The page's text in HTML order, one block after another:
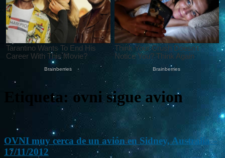
Etiqueta: ovni sigue avion
OVNI muy cerca de un avión en Sidney, Australia –
17/11/2012